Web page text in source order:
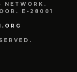
NETWORK.
E-28001